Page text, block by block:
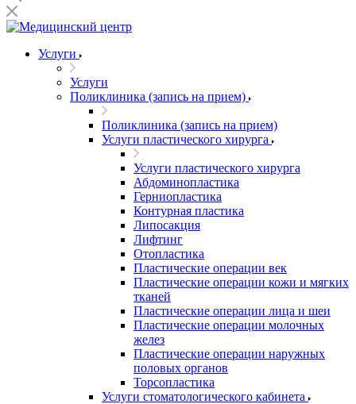
Услуги
Услуги
Поликлиника (запись на прием)
Поликлиника (запись на прием)
Услуги пластического хирурга
Услуги пластического хирурга
Абдоминопластика
Герниопластика
Контурная пластика
Липосакция
Лифтинг
Отопластика
Пластические операции век
Пластические операции кожи и мягких
тканей
Пластические операции лица и шеи
Пластические операции молочных
желез
Пластические операции наружных
половых органов
Торсопластика
Услуги стоматологического кабинета